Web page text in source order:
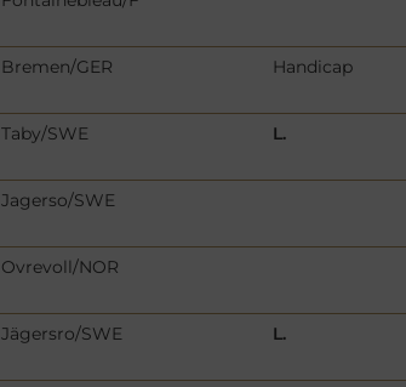
Bremen/GER Handicap
Taby/SWE L.
Jagerso/SWE
Ovrevoll/NOR
Jägersro/SWE L.